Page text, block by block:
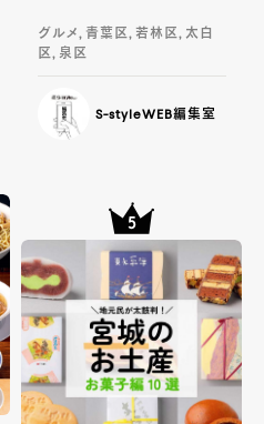
グルメ, 青葉区, 若林区, 太白
区, 泉区
S-styleWEB編集室